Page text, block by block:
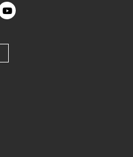
Facebook
compte Instagram
vers le compte Linkedin
Lien vers la chaîne Youtube